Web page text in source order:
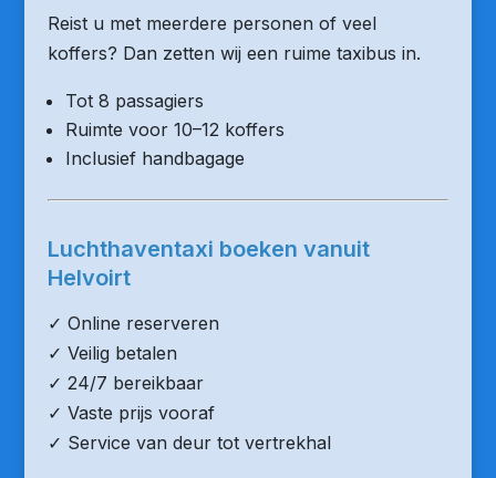
Reist u met meerdere personen of veel
koffers? Dan zetten wij een ruime taxibus in.
Tot 8 passagiers
Ruimte voor 10–12 koffers
Inclusief handbagage
Luchthaventaxi boeken vanuit
Helvoirt
✓ Online reserveren
✓ Veilig betalen
✓ 24/7 bereikbaar
✓ Vaste prijs vooraf
✓ Service van deur tot vertrekhal